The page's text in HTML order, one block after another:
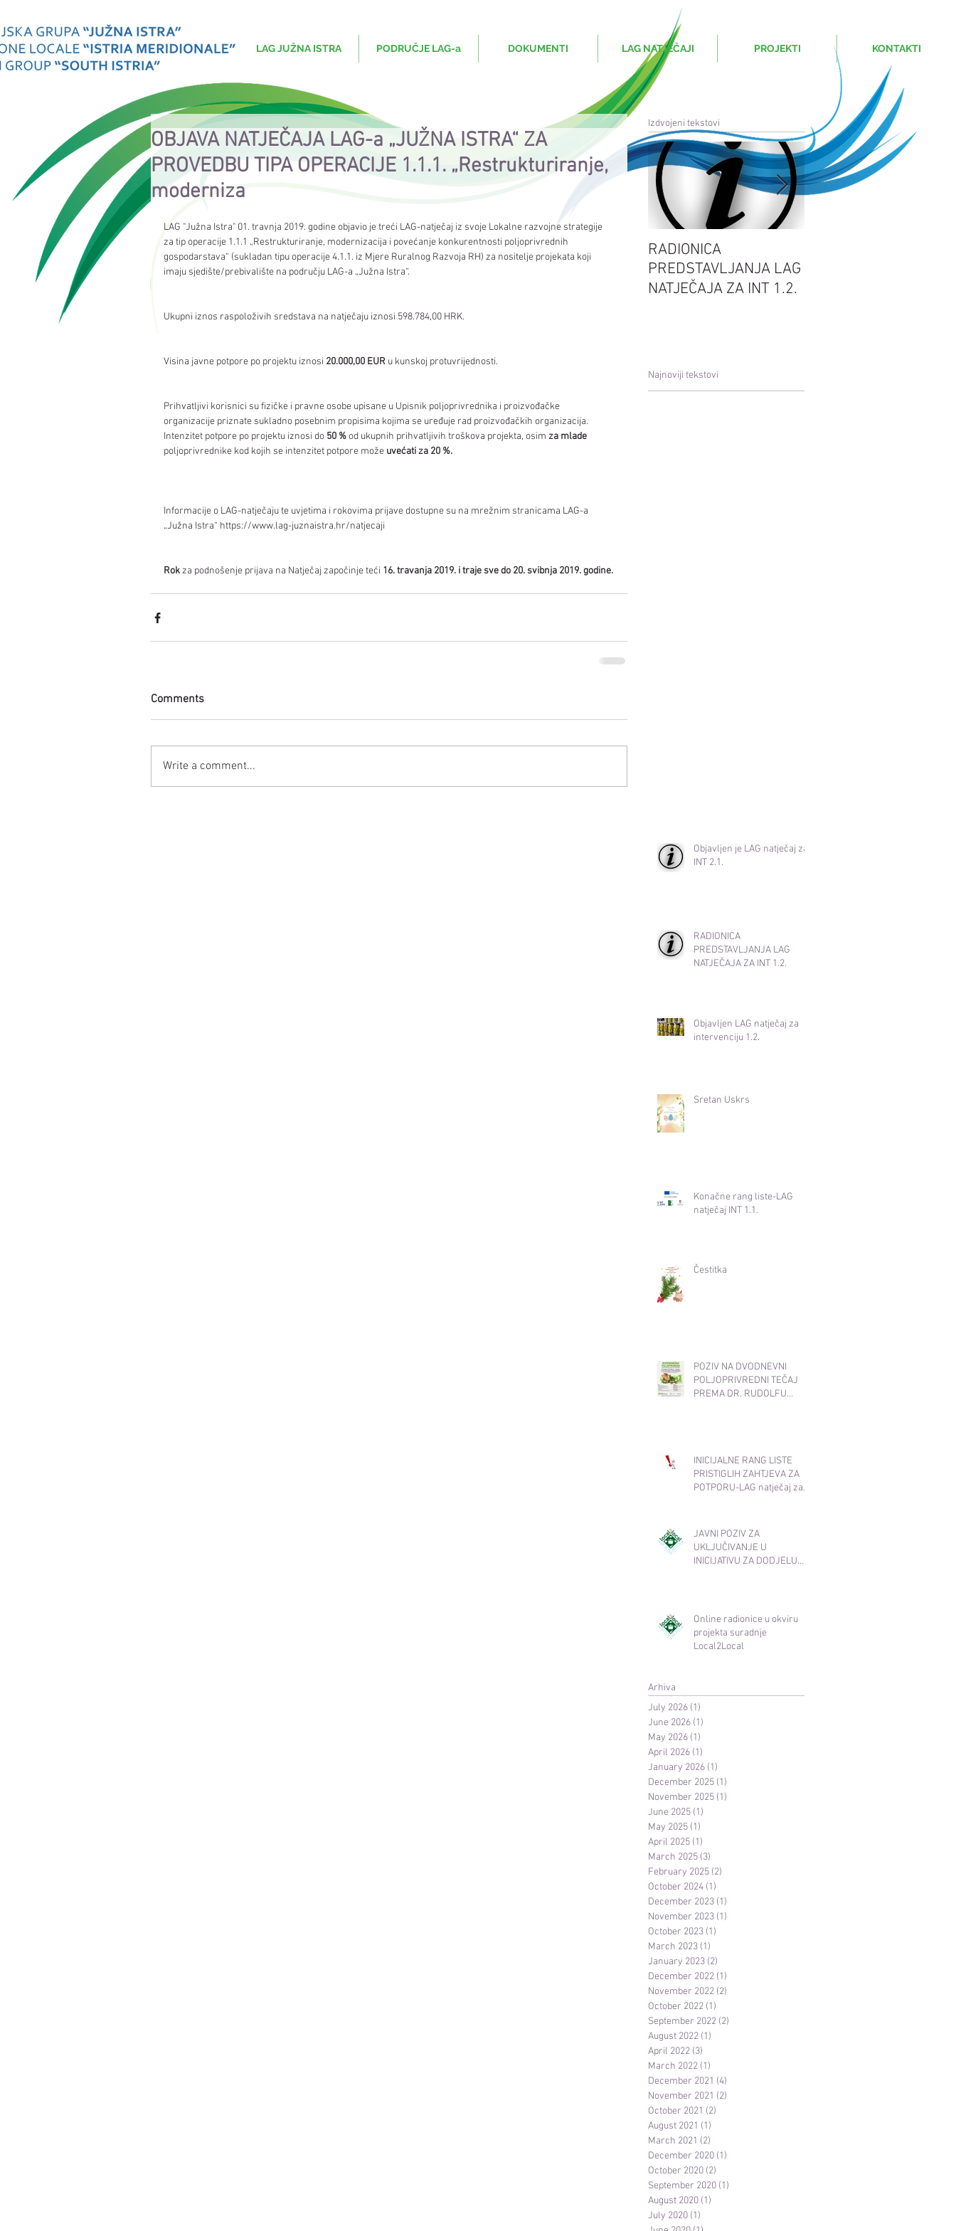
LAG JUŽNA ISTRA PODRUČJE LAG-a DOKUMENTI LAG NATJEČAJI PROJEKTI KONTAKTI
OBJAVA NATJEČAJA LAG-a „JUŽNA ISTRA“ ZA
PROVEDBU TIPA OPERACIJE 1.1.1. „Restrukturiranje,
moderniza
LAG "Južna Istra" 01. travnja 2019. godine objavio je treći LAG-natječaj iz svoje Lokalne razvojne strategije
za tip operacije 1.1.1 „Restrukturiranje, modernizacija i povećanje konkurentnosti poljoprivrednih
gospodarstava“ (sukladan tipu operacije 4.1.1. iz Mjere Ruralnog Razvoja RH) za nositelje projekata koji
imaju sjedište/prebivalište na području LAG-a „Južna Istra“.
Ukupni iznos raspoloživih sredstava na natječaju iznosi 598.784,00 HRK.
Visina javne potpore po projektu iznosi 20.000,00 EUR u kunskoj protuvrijednosti.
Prihvatljivi korisnici su fizičke i pravne osobe upisane u Upisnik poljoprivrednika i proizvođačke
organizacije priznate sukladno posebnim propisima kojima se uređuje rad proizvođačkih organizacija.
Intenzitet potpore po projektu iznosi do 50 % od ukupnih prihvatljivih troškova projekta, osim za mlade
poljoprivrednike kod kojih se intenzitet potpore može uvećati za 20 %.
Informacije o LAG-natječaju te uvjetima i rokovima prijave dostupne su na mrežnim stranicama LAG-a
„Južna Istra“ https://www.lag-juznaistra.hr/natjecaji
Rok za podnošenje prijava na Natječaj započinje teći 16. travanja 2019. i traje sve do 20. svibnja 2019. godine.
Comments
Write a comment...
Izdvojeni tekstovi
RADIONICA
PREDSTAVLJANJA LAG
NATJEČAJA ZA INT 1.2.
Najnoviji tekstovi
Objavljen je LAG natječaj za
INT 2.1.
RADIONICA
PREDSTAVLJANJA LAG
NATJEČAJA ZA INT 1.2.
Objavljen LAG natječaj za
intervenciju 1.2.
Sretan Uskrs
Konačne rang liste-LAG
natječaj INT 1.1.
Čestitka
POZIV NA DVODNEVNI
POLJOPRIVREDNI TEČAJ
PREMA DR. RUDOLFU
INICIJALNE RANG LISTE
PRISTIGLIH ZAHTJEVA ZA
POTPORU-LAG natječaj za
poljoprivredne proizvodnje i
djelatnosti​
JAVNI POZIV ZA
UKLJUČIVANJE U
INICIJATIVU ZA DODJELU
Online radionice u okviru
projekta suradnje
Local2Local
Arhiva
July 2026 (1)
June 2026 (1)
May 2026 (1)
April 2026 (1)
January 2026 (1)
December 2025 (1)
November 2025 (1)
June 2025 (1)
May 2025 (1)
April 2025 (1)
March 2025 (3)
February 2025 (2)
October 2024 (1)
December 2023 (1)
November 2023 (1)
October 2023 (1)
March 2023 (1)
January 2023 (2)
December 2022 (1)
November 2022 (2)
October 2022 (1)
September 2022 (2)
August 2022 (1)
April 2022 (3)
March 2022 (1)
December 2021 (4)
November 2021 (2)
October 2021 (2)
August 2021 (1)
March 2021 (2)
December 2020 (1)
October 2020 (2)
September 2020 (1)
August 2020 (1)
July 2020 (1)